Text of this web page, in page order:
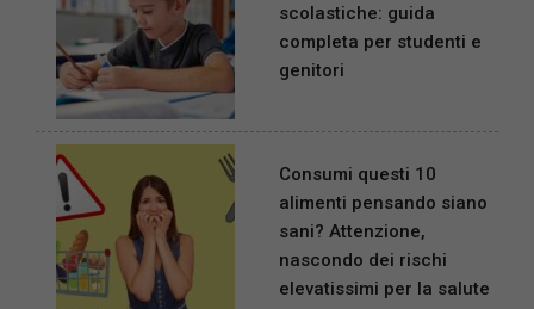
scolastiche: guida
completa per studenti e
genitori
Consumi questi 10
alimenti pensando siano
sani? Attenzione,
nascondo dei rischi
elevatissimi per la salute